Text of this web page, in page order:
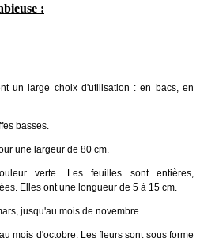
:
un large choix d'utilisation : en bacs, en
basses.
une largeur de 80 cm.
verte. Les feuilles sont entières,
Elles ont une longueur de 5 à 15 cm.
jusqu'au mois de novembre.
mois d'octobre. Les fleurs sont sous forme